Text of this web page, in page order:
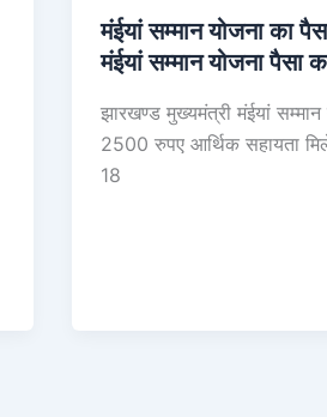
मंईयां सम्मान योजना का
मंईयां सम्मान योजना
झारखण्ड मुख्यमंत्री मंईयां
2500 रुपए आर्थिक सहायता
18